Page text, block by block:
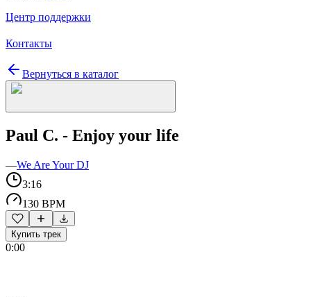
Центр поддержки
Контакты
Вернуться в каталог
Paul C. - Enjoy your life
—We Are Your DJ
3:16
130 BPM
Купить трек
0:00